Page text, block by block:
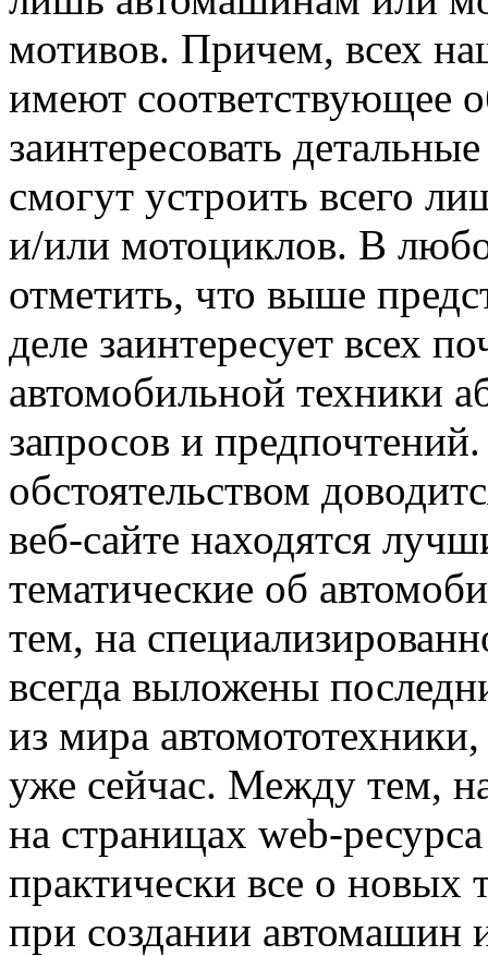
мотивов. Причем, всех
имеют соответствующее
заинтересовать
смогут устроить всего
и/или мотоциклов. В
отметить, что выше
деле заинтересует всех
автомобильной техники
запросов и
обстоятельством
веб-сайте находятся
тематические об
тем, на
всегда выложены
из мира
уже сейчас. Между тем,
на страницах web-
практически все о новых
при создании автомашин